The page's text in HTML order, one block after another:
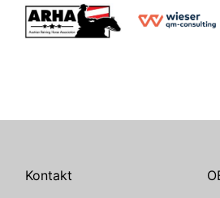
Kontakt